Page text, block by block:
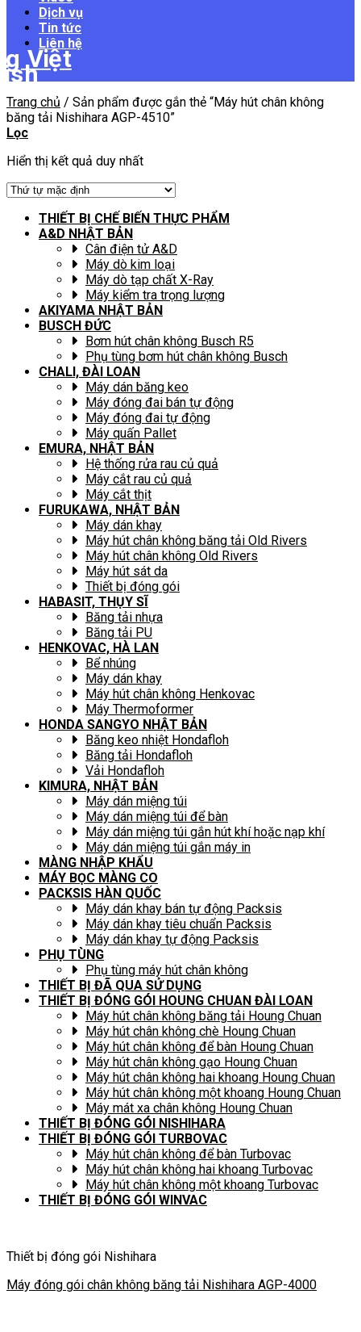
Dịch vụ
Tin tức
Liên hệ
Trang chủ / Sản phẩm được gắn thẻ “Máy hút chân không
băng tải Nishihara AGP-4510”
Lọc
Hiển thị kết quả duy nhất
THIẾT BỊ CHẾ BIẾN THỰC PHẨM
A&D NHẬT BẢN
Cân điện tử A&D
Máy dò kim loại
Máy dò tạp chất X-Ray
Máy kiểm tra trọng lượng
AKIYAMA NHẬT BẢN
BUSCH ĐỨC
Bơm hút chân không Busch R5
Phụ tùng bơm hút chân không Busch
CHALI, ĐÀI LOAN
Máy dán băng keo
Máy đóng đai bán tự động
Máy đóng đai tự động
Máy quấn Pallet
EMURA, NHẬT BẢN
Hệ thống rửa rau củ quả
Máy cắt rau củ quả
Máy cắt thịt
FURUKAWA, NHẬT BẢN
Máy dán khay
Máy hút chân không băng tải Old Rivers
Máy hút chân không Old Rivers
Máy hút sát da
Thiết bị đóng gói
HABASIT, THỤY SĨ
Băng tải nhựa
Băng tải PU
HENKOVAC, HÀ LAN
Bể nhúng
Máy dán khay
Máy hút chân không Henkovac
Máy Thermoformer
HONDA SANGYO NHẬT BẢN
Băng keo nhiệt Hondafloh
Băng tải Hondafloh
Vải Hondafloh
KIMURA, NHẬT BẢN
Máy dán miệng túi
Máy dán miệng túi để bàn
Máy dán miệng túi gắn hút khí hoặc nạp khí
Máy dán miệng túi gắn máy in
MÀNG NHẬP KHẨU
MÁY BỌC MÀNG CO
PACKSIS HÀN QUỐC
Máy dán khay bán tự động Packsis
Máy dán khay tiêu chuẩn Packsis
Máy dán khay tự động Packsis
PHỤ TÙNG
Phụ tùng máy hút chân không
THIẾT BỊ ĐÃ QUA SỬ DỤNG
THIẾT BỊ ĐÓNG GÓI HOUNG CHUAN ĐÀI LOAN
Máy hút chân không băng tải Houng Chuan
Máy hút chân không chè Houng Chuan
Máy hút chân không để bàn Houng Chuan
Máy hút chân không gạo Houng Chuan
Máy hút chân không hai khoang Houng Chuan
Máy hút chân không một khoang Houng Chuan
Máy mát xa chân không Houng Chuan
THIẾT BỊ ĐÓNG GÓI NISHIHARA
THIẾT BỊ ĐÓNG GÓI TURBOVAC
Máy hút chân không để bàn Turbovac
Máy hút chân không hai khoang Turbovac
Máy hút chân không một khoang Turbovac
THIẾT BỊ ĐÓNG GÓI WINVAC
Thiết bị đóng gói Nishihara
Máy đóng gói chân không băng tải Nishihara AGP-4000